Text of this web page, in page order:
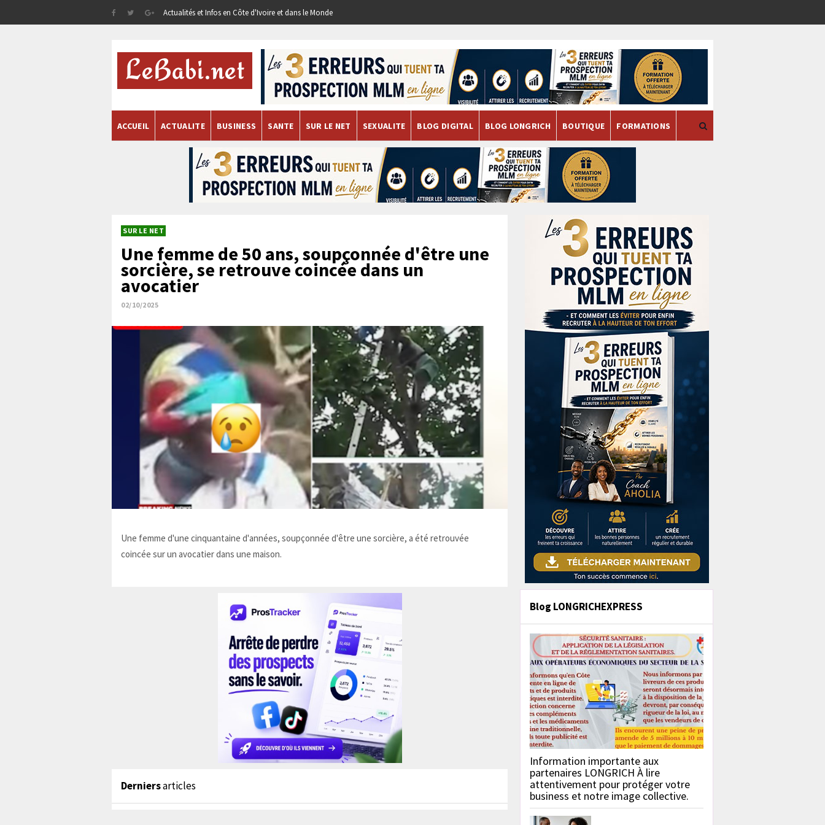
Actualités et Infos en Côte d'Ivoire et dans le Monde
ACCUEIL ACTUALITE BUSINESS SANTE SUR LE NET SEXUALITE BLOG DIGITAL BLOG LONGRICH BOUTIQUE FORMATIONS
SUR LE NET
Une femme de 50 ans, soupçonnée d'être une
sorcière, se retrouve coincée dans un
avocatier
02/10/2025
Une femme d'une cinquantaine d'années, soupçonnée d'être une sorcière, a été retrouvée
coincée sur un avocatier dans une maison.
Derniersarticles
Blog LONGRICHEXPRESS
Information importante aux
partenaires LONGRICH À lire
attentivement pour protéger votre
business et notre image collective.